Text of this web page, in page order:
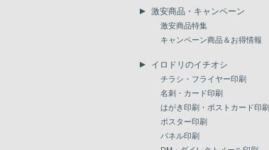
激安商品・キャンペーン
激安商品特集
キャンペーン商品＆お得情報
イロドリのイチオシ
チラシ・フライヤー印刷
名刺・カード印刷
はがき印刷・ポストカード印刷
ポスター印刷
パネル印刷